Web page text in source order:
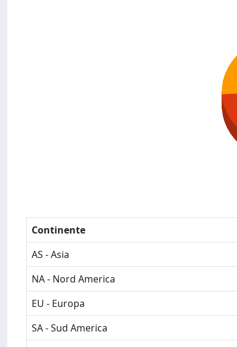
Continente
AS - Asia
NA - Nord America
EU - Europa
SA - Sud America